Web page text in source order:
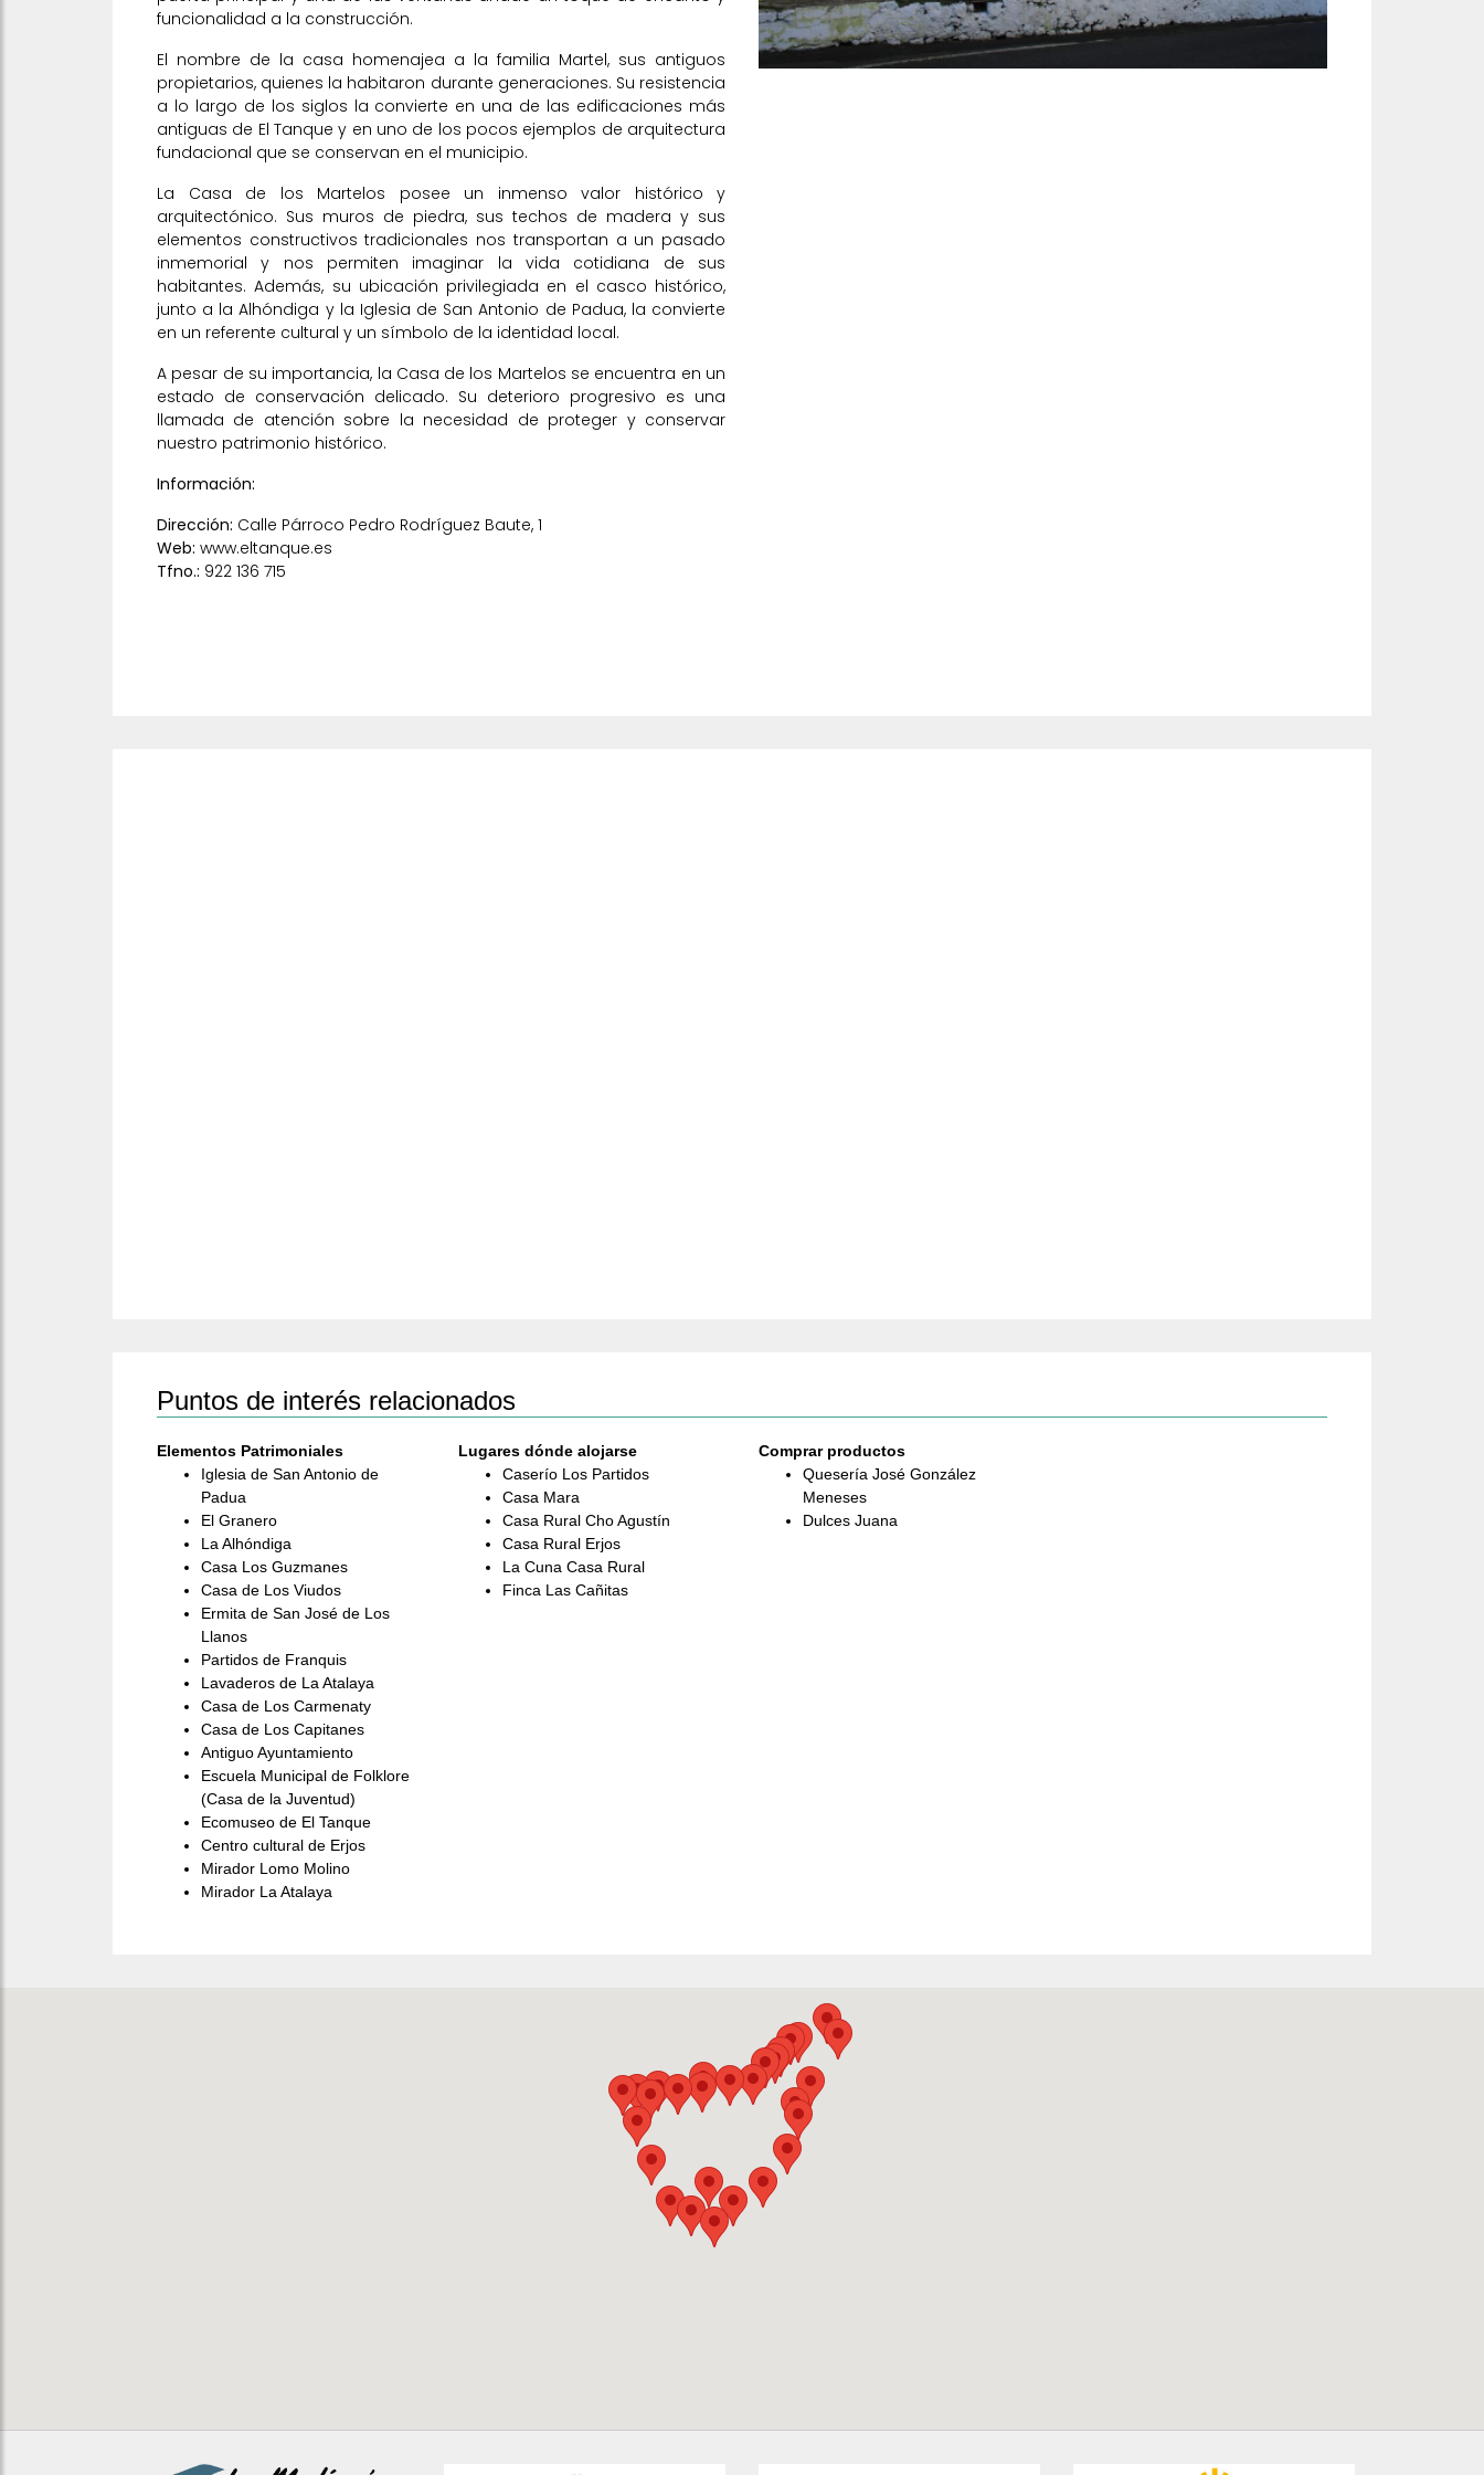
funcionalidad a la construcción.
El nombre de la casa homenajea a la familia Martel, sus antiguos
propietarios, quienes la habitaron durante generaciones. Su resistencia
a lo largo de los siglos la convierte en una de las edificaciones más
antiguas de El Tanque y en uno de los pocos ejemplos de arquitectura
fundacional que se conservan en el municipio.
La Casa de los Martelos posee un inmenso valor histórico y
arquitectónico. Sus muros de piedra, sus techos de madera y sus
elementos constructivos tradicionales nos transportan a un pasado
inmemorial y nos permiten imaginar la vida cotidiana de sus
habitantes. Además, su ubicación privilegiada en el casco histórico,
junto a la Alhóndiga y la Iglesia de San Antonio de Padua, la convierte
en un referente cultural y un símbolo de la identidad local.
A pesar de su importancia, la Casa de los Martelos se encuentra en un
estado de conservación delicado. Su deterioro progresivo es una
llamada de atención sobre la necesidad de proteger y conservar
nuestro patrimonio histórico.
Información:
Dirección: Calle Párroco Pedro Rodríguez Baute, 1
Web: www.eltanque.es
Tfno.: 922 136 715
Puntos de interés relacionados
Elementos Patrimoniales
Iglesia de San Antonio de
Padua
El Granero
La Alhóndiga
Casa Los Guzmanes
Casa de Los Viudos
Ermita de San José de Los
Llanos
Partidos de Franquis
Lavaderos de La Atalaya
Casa de Los Carmenaty
Casa de Los Capitanes
Antiguo Ayuntamiento
Escuela Municipal de Folklore
(Casa de la Juventud)
Ecomuseo de El Tanque
Centro cultural de Erjos
Mirador Lomo Molino
Mirador La Atalaya
Lugares dónde alojarse
Caserío Los Partidos
Casa Mara
Casa Rural Cho Agustín
Casa Rural Erjos
La Cuna Casa Rural
Finca Las Cañitas
Comprar productos
Quesería José González
Meneses
Dulces Juana